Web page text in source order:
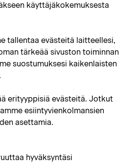
käyttäjäkokemuksesta
tallentaa evästeitä laitteellesi,
tärkeää sivuston toiminnan
suostumuksesi kaikenlaisten
erityyppisiä evästeitä. Jotkut
esiintyvienkolmansien
asettamia.
hyväksyntäsi